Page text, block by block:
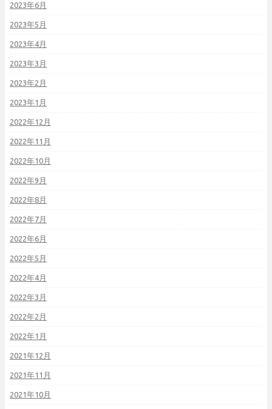
2023年6月
2023年5月
2023年4月
2023年3月
2023年2月
2023年1月
2022年12月
2022年11月
2022年10月
2022年9月
2022年8月
2022年7月
2022年6月
2022年5月
2022年4月
2022年3月
2022年2月
2022年1月
2021年12月
2021年11月
2021年10月